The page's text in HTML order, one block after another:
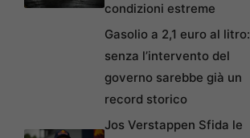
condizioni estreme
Gasolio a 2,1 euro al litro:
senza l’intervento del
governo sarebbe già un
record storico
Jos Verstappen Sfida le